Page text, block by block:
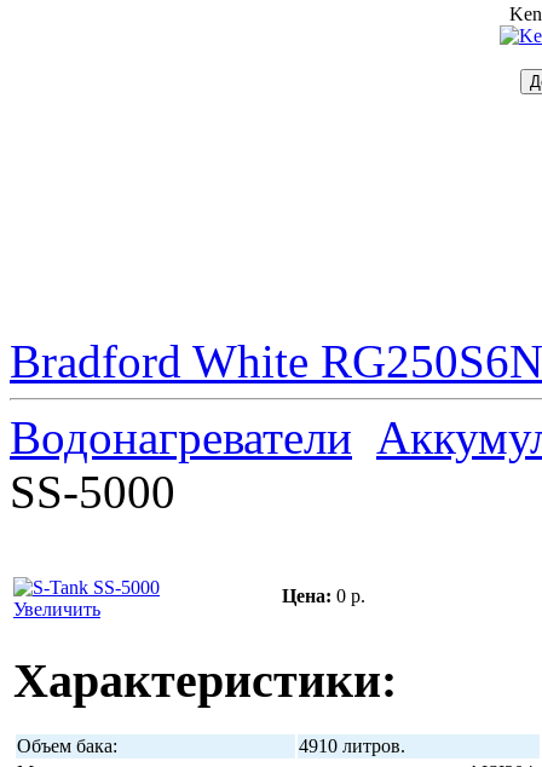
Bradford White
Водонагреватели
SS-5000
Увеличить
Цена: 0 р.
Характеристики:
Объем бака:
4910 литров.